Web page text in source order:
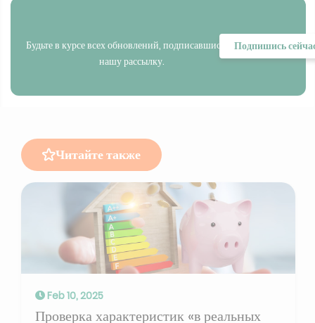
Будьте в курсе всех обновлений, подписавшись на
нашу рассылку.
Подпишись
Читайте также
Feb 10, 2025
Проверка характеристик «в реальных